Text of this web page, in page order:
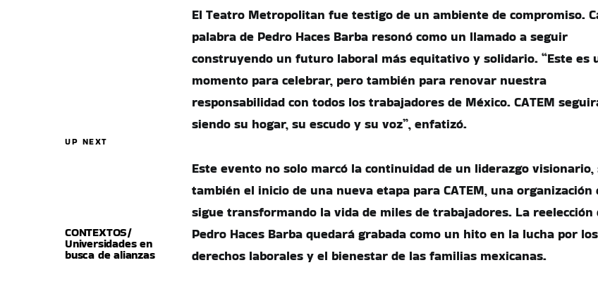
UP NEXT
CONTEXTOS/
Universidades en
busca de alianzas
El Teatro Metropolitan fue testigo de un ambiente de compromiso.
palabra de Pedro Haces Barba resonó como un llamado a seguir
construyendo un futuro laboral más equitativo y solidario. “Este es
momento para celebrar, pero también para renovar nuestra
responsabilidad con todos los trabajadores de México. CATEM
siendo su hogar, su escudo y su voz”, enfatizó.
Este evento no solo marcó la continuidad de un liderazgo visionario,
también el inicio de una nueva etapa para CATEM, una organización
sigue transformando la vida de miles de trabajadores. La reelección
Pedro Haces Barba quedará grabada como un hito en la lucha por los
derechos laborales y el bienestar de las familias mexicanas.